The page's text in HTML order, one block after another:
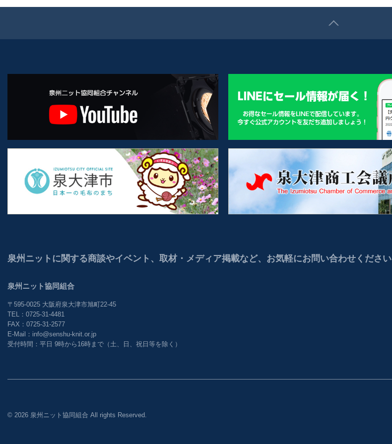
泉州ニットに関する商談やイベント、取材・メディア掲載など、お気軽にお問い合わせください
泉州ニット協同組合
〒595-0025 大阪府泉大津市旭町22-45
TEL：0725-31-4481
FAX：0725-31-2577
E-Mail：info@senshu-knit.or.jp
受付時間：平日 9時から16時まで（土、日、祝日等を除く）
©︎ 2026 泉州ニット協同組合 All rights Reserved.